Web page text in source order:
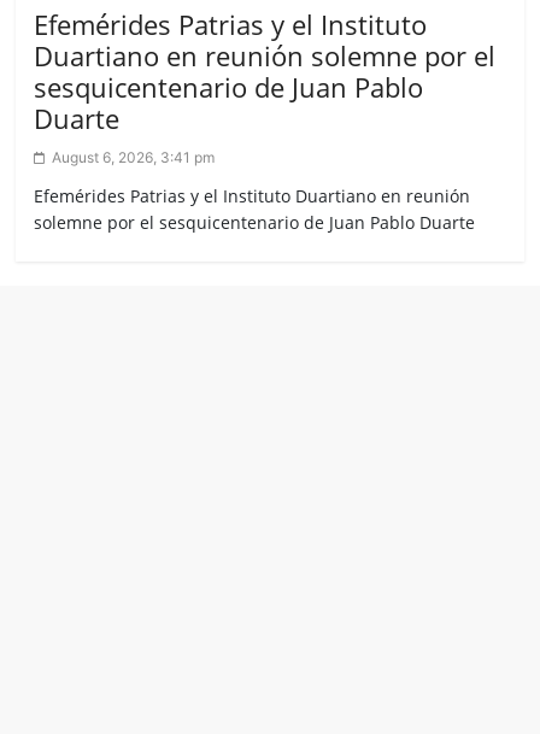
Efemérides Patrias y el Instituto
Duartiano en reunión solemne por el
sesquicentenario de Juan Pablo
Duarte
August 6, 2026, 3:41 pm
Efemérides Patrias y el Instituto Duartiano en reunión
solemne por el sesquicentenario de Juan Pablo Duarte